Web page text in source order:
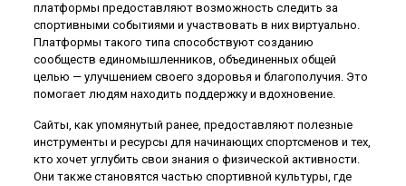
платформы предоставляют возможность следить за
спортивными событиями и участвовать в них виртуально.
Платформы такого типа способствуют созданию
сообществ единомышленников, объединенных общей
целью — улучшением своего здоровья и благополучия. Это
помогает людям находить поддержку и вдохновение.
Сайты, как упомянутый ранее, предоставляют полезные
инструменты и ресурсы для начинающих спортсменов и тех,
кто хочет углубить свои знания о физической активности.
Они также становятся частью спортивной культуры, где